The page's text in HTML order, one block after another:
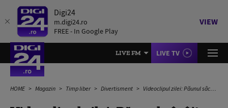
Digi24
m.digi24.ro
FREE - In Google Play
VIEW
LIVE FM LIVE TV
HOME Magazin Timp liber Divertisment Videoclipul zilei: Păunul sâcâit de un pisoi